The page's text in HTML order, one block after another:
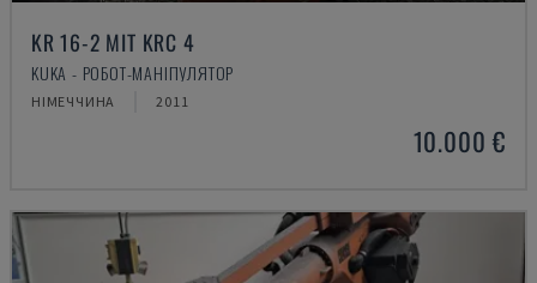
KR 16-2 MIT KRC 4
KUKA - РОБОТ-МАНІПУЛЯТОР
НІМЕЧЧИНА 2011
10.000 €